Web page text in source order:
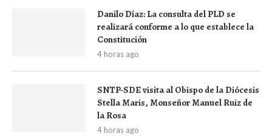
Danilo Díaz: La consulta del PLD se
realizará conforme a lo que establece la
Constitución
4 horas ago
SNTP-SDE visita al Obispo de la Diócesis
Stella Maris, Monseñor Manuel Ruiz de
la Rosa
4 horas ago